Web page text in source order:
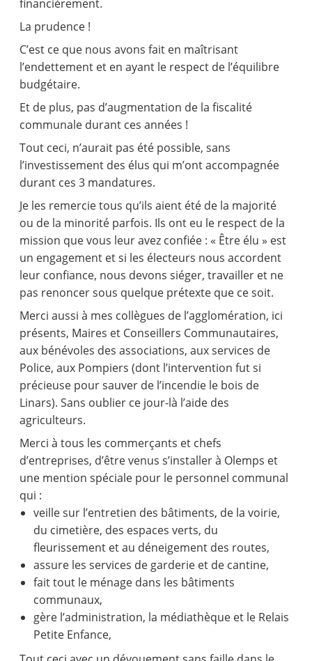
financièrement.
La prudence !
C’est ce que nous avons fait en maîtrisant
l’endettement et en ayant le respect de l’équilibre
budgétaire.
Et de plus, pas d’augmentation de la fiscalité
communale durant ces années !
Tout ceci, n’aurait pas été possible, sans
l’investissement des élus qui m’ont accompagnée
durant ces 3 mandatures.
Je les remercie tous qu’ils aient été de la majorité
ou de la minorité parfois. Ils ont eu le respect de la
mission que vous leur avez confiée : « Être élu » est
un engagement et si les électeurs nous accordent
leur confiance, nous devons siéger, travailler et ne
pas renoncer sous quelque prétexte que ce soit.
Merci aussi à mes collègues de l’agglomération, ici
présents, Maires et Conseillers Communautaires,
aux bénévoles des associations, aux services de
Police, aux Pompiers (dont l’intervention fut si
précieuse pour sauver de l’incendie le bois de
Linars). Sans oublier ce jour-là l’aide des
agriculteurs.
Merci à tous les commerçants et chefs
d’entreprises, d’être venus s’installer à Olemps et
une mention spéciale pour le personnel communal
qui :
veille sur l’entretien des bâtiments, de la voirie,
du cimetière, des espaces verts, du
fleurissement et au déneigement des routes,
assure les services de garderie et de cantine,
fait tout le ménage dans les bâtiments
communaux,
gère l’administration, la médiathèque et le Relais
Petite Enfance,